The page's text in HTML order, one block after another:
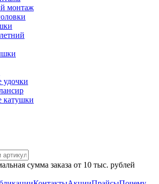
монтаж
удочки
катушки
сумма заказа от 10 тыс. рублей